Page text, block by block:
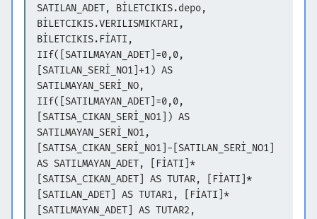
SATILAN_ADET, BİLETCIKIS.depo,
BİLETCIKIS.VERILISMIKTARI,
BİLETCIKIS.FİATI,
IIf([SATILMAYAN_ADET]=0,0,
[SATILAN_SERİ_NO1]+1) AS
SATILMAYAN_SERİ_NO,
IIf([SATILMAYAN_ADET]=0,0,
[SATISA_CIKAN_SERİ_NO1]) AS
SATILMAYAN_SERİ_NO1,
[SATISA_CIKAN_SERİ_NO1]-[SATILAN_SERİ_NO1]
AS SATILMAYAN_ADET, [FİATI]*
[SATISA_CIKAN_ADET] AS TUTAR, [FİATI]*
[SATILAN_ADET] AS TUTAR1, [FİATI]*
[SATILMAYAN_ADET] AS TUTAR2,